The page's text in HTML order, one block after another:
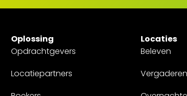
Oplossing
Opdrachtgevers
Locatiepartners
Locaties
Beleven
Vergaderen